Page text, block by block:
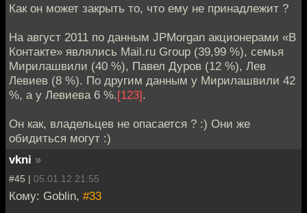
Как он может закрыть то, что ему не принадлежит ?
На август 2011 по данным JPMorgan акционерами «В
Контакте» являлись Mail.ru Group (39,99 %), семья
Мирилашвили (40 %), Павел Дуров (12 %), Лев
Левиев (8 %). По другим данным у Мирилашвили 42
%, а у Левиева 6 %.[123].
Он как, владельцев не опасается ? :) Они же
обидиться могут :)
vkni »
#45 | 05.01.12 21:55
Кому: Goblin, #33